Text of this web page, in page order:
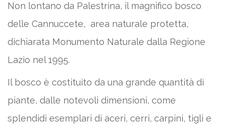
Non lontano da Palestrina, il magnifico bosco
delle Cannuccete, area naturale protetta,
dichiarata Monumento Naturale dalla Regione
Lazio nel 1995.
Il bosco è costituito da una grande quantità di
piante, dalle notevoli dimensioni, come
splendidi esemplari di aceri, cerri, carpini, tigli e